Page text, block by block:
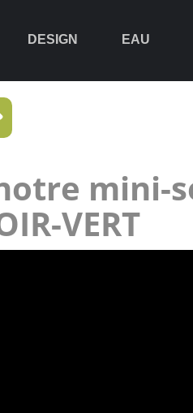
DESIGN EAU
mini-
VERT